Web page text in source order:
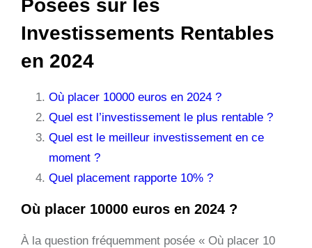
Posées sur les
Investissements Rentables
en 2024
Où placer 10000 euros en 2024 ?
Quel est l’investissement le plus rentable ?
Quel est le meilleur investissement en ce
moment ?
Quel placement rapporte 10% ?
Où placer 10000 euros en 2024 ?
À la question fréquemment posée « Où placer 10